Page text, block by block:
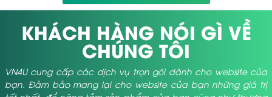
KHÁCH HÀNG NÓI GÌ VỀ
CHÚNG TÔI
VN4U cung cấp các dịch vụ trọn gói dành cho website của
bạn. Đảm bảo mang lại cho website của bạn những giá trị